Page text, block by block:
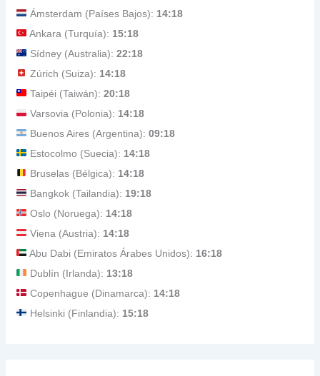
Ámsterdam (Países Bajos): 14:18
Ankara (Turquía): 15:18
Sídney (Australia):22:18
Zúrich (Suiza): 14:18
Taipéi (Taiwán):20:18
Varsovia (Polonia): 14:18
Buenos Aires (Argentina):09:18
Estocolmo (Suecia): 14:18
Bruselas (Bélgica): 14:18
Bangkok (Tailandia): 19:18
Oslo (Noruega): 14:18
Viena (Austria): 14:18
Abu Dabi (Emiratos Árabes Unidos): 16:18
Dublín (Irlanda): 13:18
Copenhague (Dinamarca): 14:18
Helsinki (Finlandia): 15:18